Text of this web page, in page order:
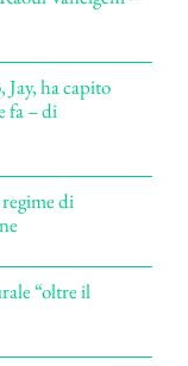
ha capito
fa – di
di
“oltre il